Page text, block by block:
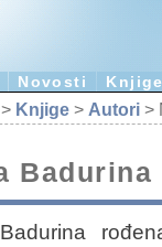
Novosti
> Knjige > Autori >
Badurina